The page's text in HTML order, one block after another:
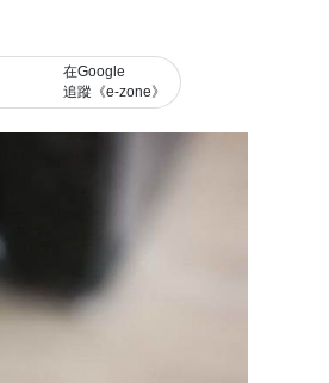
在Google
追蹤《e-zone》